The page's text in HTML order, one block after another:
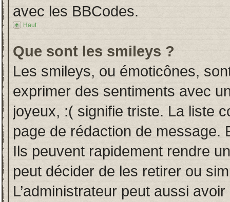
avec les BBCodes.
Haut
Que sont les smileys ?
Les smileys, ou émoticônes,
exprimer des sentiments avec
joyeux, :( signifie triste. La liste
page de rédaction de message.
Ils peuvent rapidement rendre
peut décider de les retirer ou
L’administrateur peut aussi